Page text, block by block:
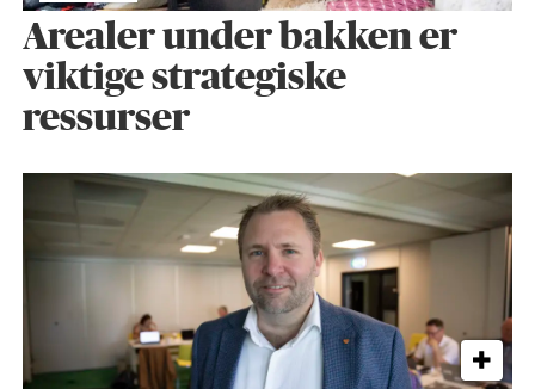
Arealer under bakken er
viktige strategiske
ressurser